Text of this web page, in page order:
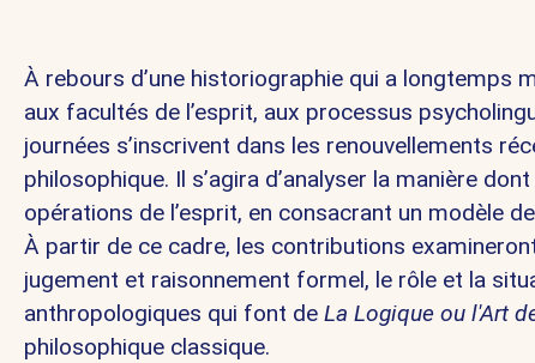
À rebours d’une historiographie qui a longtemps
aux facultés de l’esprit, aux processus
journées s’inscrivent dans les renouvellements
philosophique. Il s’agira d’analyser la manière dont
opérations de l’esprit, en consacrant un modèle
À partir de ce cadre, les contributions
jugement et raisonnement formel, le rôle et la
anthropologiques qui font de La Logique ou l'Art
philosophique classique.